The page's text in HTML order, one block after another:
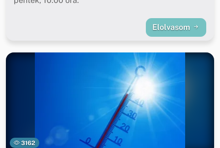
Elolvasom
3162